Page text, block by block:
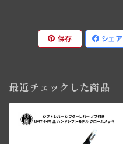
保存 シェア
最近チェックした商品